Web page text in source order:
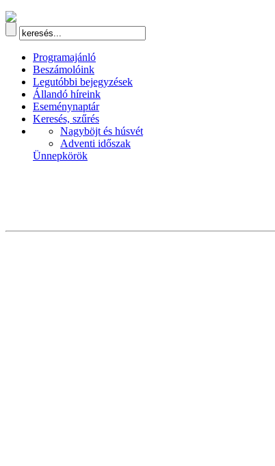
Programajánló
Beszámolóink
Legutóbbi bejegyzések
Állandó híreink
Eseménynaptár
Keresés, szűrés
Nagyböjt és húsvét
Adventi időszak
Ünnepkörök